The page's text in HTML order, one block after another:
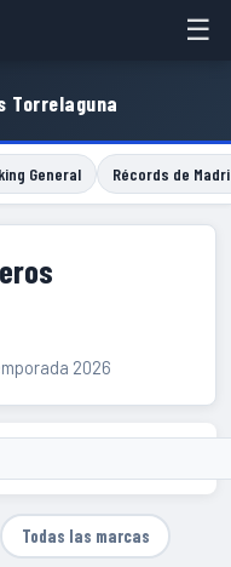
☰
Torrelaguna
General Récords de
2026
Todas las marcas